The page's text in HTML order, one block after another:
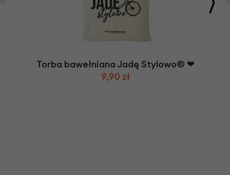
Torba bawełniana Jadę Stylowo® ❤
9,90 zł